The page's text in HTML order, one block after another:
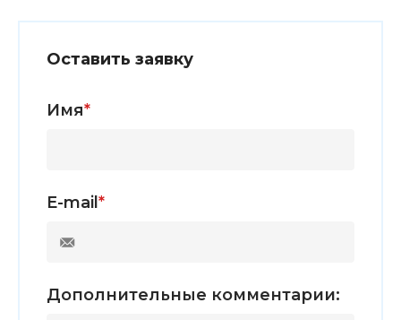
Оставить заявку
Имя*
E-mail *
Дополнительные комментарии: